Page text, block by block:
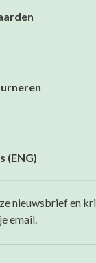
(ENG)
nieuwsbrief en
email.